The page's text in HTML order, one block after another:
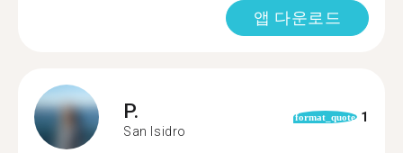
앱 다운로드
P.
San Isidro
format_quote 1